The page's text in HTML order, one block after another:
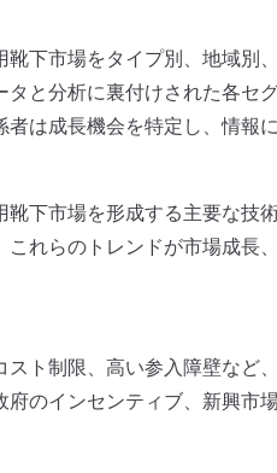
靴下市場をタイプ別、地域別
タと分析に裏付けされた各セ
は成長機会を特定し、情報
下市場を形成する主要な技
これらのトレンドが市場成長
ト制限、高い参入障壁など
のインセンティブ、新興市